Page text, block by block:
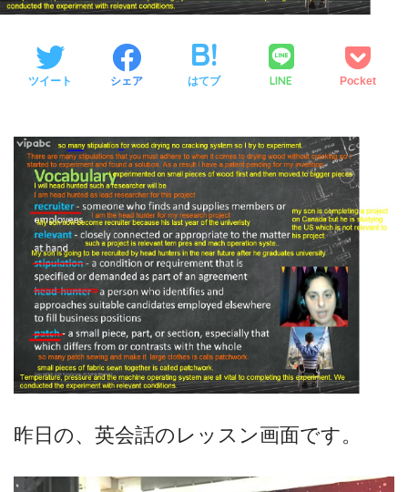
ツイート シェア はてブ LINE Pocket
昨日の、英会話のレッスン画面です。